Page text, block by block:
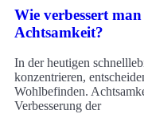
Wie verbessert
Achtsamkeit?
In der heutigen
konzentrieren,
Wohlbefinden.
Verbesserung der